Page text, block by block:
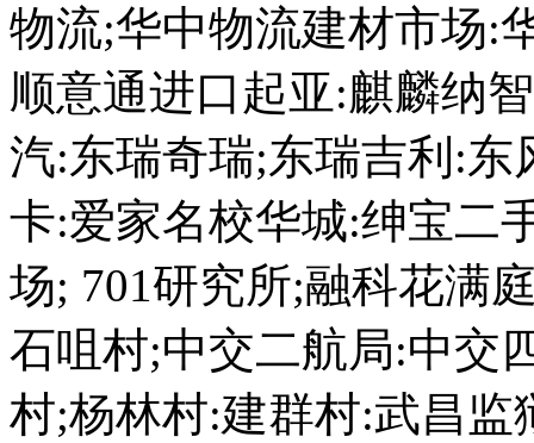
物流;华中物流建材市场:
顺意通进口起亚:麒麟纳
汽:东瑞奇瑞;东瑞吉利:
卡:爱家名校华城:绅宝二
场; 701研究所;融科花满
石咀村;中交二航局:中交
村;杨林村:建群村:武昌